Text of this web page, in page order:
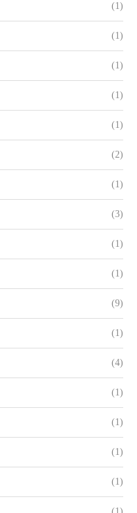
(1)
(1)
(1)
(1)
(1)
(2)
(1)
(3)
(1)
(1)
(9)
(1)
(4)
(1)
(1)
(1)
(1)